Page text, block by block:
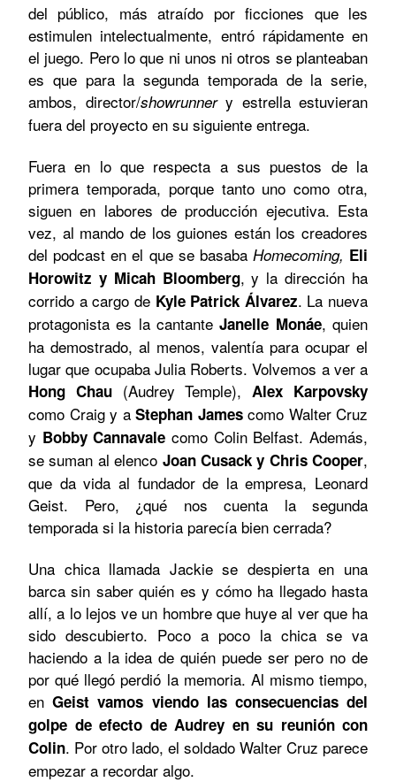
del público, más atraído por ficciones que les
estimulen intelectualmente, entró rápidamente en
el juego. Pero lo que ni unos ni otros se planteaban
es que para la segunda temporada de la serie,
ambos, director/showrunner y estrella estuvieran
fuera del proyecto en su siguiente entrega.
Fuera en lo que respecta a sus puestos de la
primera temporada, porque tanto uno como otra,
siguen en labores de producción ejecutiva. Esta
vez, al mando de los guiones están los creadores
del podcast en el que se basaba Homecoming, Eli
Horowitz y Micah Bloomberg, y la dirección ha
corrido a cargo de Kyle Patrick Álvarez. La nueva
protagonista es la cantanteJanelle Monáe, quien
ha demostrado, al menos, valentía para ocupar el
lugar que ocupaba Julia Roberts. Volvemos a ver a
Hong Chau(Audrey Temple), Alex Karpovsky
como Craig y a Stephan Jamescomo Walter Cruz
y Bobby Cannavale como Colin Belfast. Además,
se suman al elenco Joan Cusack y Chris Cooper,
que da vida al fundador de la empresa, Leonard
Geist. Pero, ¿qué nos cuenta la segunda
temporada si la historia parecía bien cerrada?
Una chica llamada Jackie se despierta en una
barca sin saber quién es y cómo ha llegado hasta
allí, a lo lejos ve un hombre que huye al ver que ha
sido descubierto. Poco a poco la chica se va
haciendo a la idea de quién puede ser pero no de
por qué llegó perdió la memoria. Al mismo tiempo,
enGeist vamos viendo las consecuencias del
golpe de efecto de Audrey en su reunión con
Colin. Por otro lado, el soldado Walter Cruz parece
empezar a recordar algo.